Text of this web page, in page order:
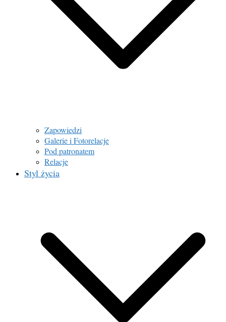
Zapowiedzi
Galerie i Fotorelacje
Pod patronatem
Relacje
Styl życia